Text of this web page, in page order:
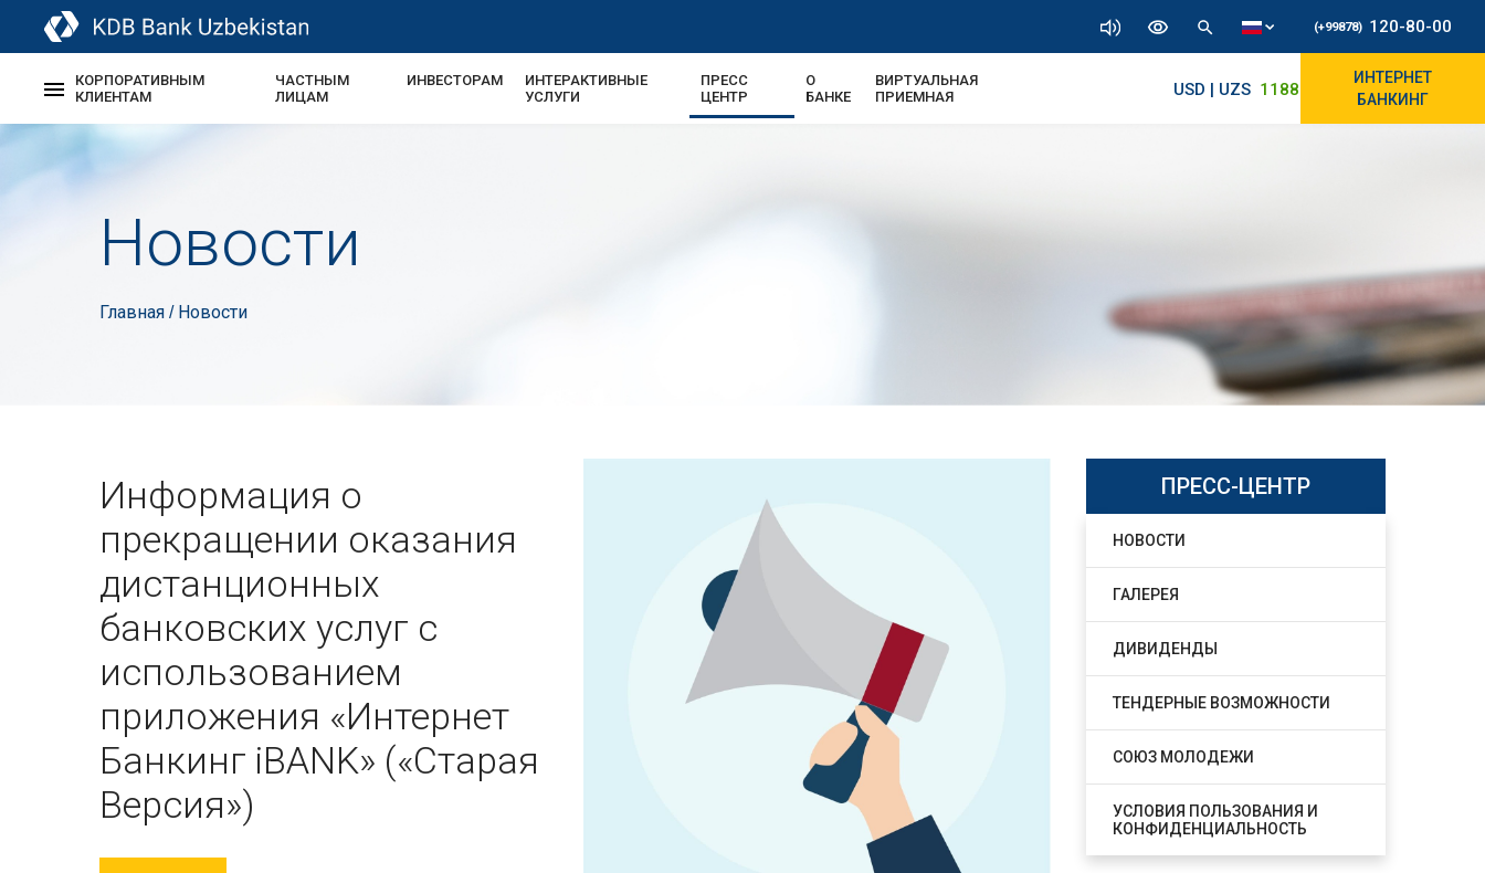
(+99878) 120-80-00
КОРПОРАТИВНЫМ
КЛИЕНТАМ
ЧАСТНЫМ
ЛИЦАМ
ИНВЕСТОРАМ
ИНТЕРАКТИВНЫЕ
УСЛУГИ
ПРЕСС
ЦЕНТР
О
БАНКЕ
ВИРТУАЛЬНАЯ
ПРИЕМНАЯ
USD | UZS 11886.72 11830/11965
ИНТЕРНЕТ
БАНКИНГ
Новости
Главная / Новости
Информация о
прекращении оказания
дистанционных
банковских услуг с
использованием
приложения «Интернет
Банкинг iBANK» («Старая
Версия»)
ПРЕСС-ЦЕНТР
НОВОСТИ
ГАЛЕРЕЯ
ДИВИДЕНДЫ
ТЕНДЕРНЫЕ ВОЗМОЖНОСТИ
СОЮЗ МОЛОДЕЖИ
УСЛОВИЯ ПОЛЬЗОВАНИЯ И
КОНФИДЕНЦИАЛЬНОСТЬ